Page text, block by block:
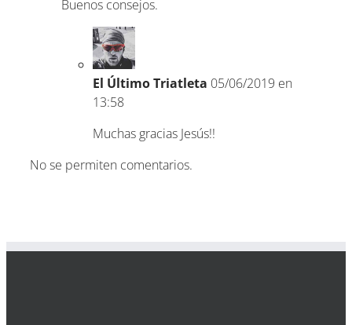
Buenos consejos.
El Último Triatleta 05/06/2019 en
13:58
Muchas gracias Jesús!!
No se permiten comentarios.